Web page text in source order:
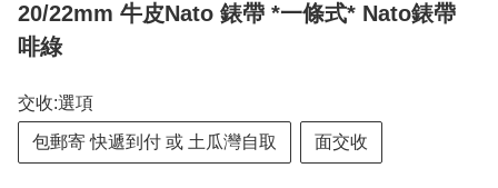
20/22mm 牛皮Nato 錶帶 *一條式* Nato錶帶
啡綠
交收:選項
包郵寄 快遞到付 或 土瓜灣自取 面交收